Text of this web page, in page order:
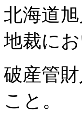
北海道
地裁に
破産管
こと。